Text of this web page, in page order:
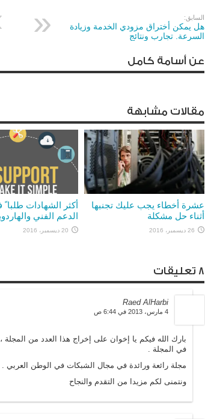
السابق:
هل يمكن أختراق مزودي الخدمة وزيادة
السرعة. تجارب ونتائج
عن أسامة كامل
مقالات مشابهة
عشرة أخطاء يجب عليك تجنبها
أثناء حل مشكلة
26 ديسمبر، 2016
أكثر الشهادات
الدعم الفني
20 ديسمبر، 2016
8 تعليقات
Raed AlHarbi
4 مارس، 2013 في 6:44 ص
بارك الله فيكم يا إخوان على إخراج هذا العدد من
في المجلة .
مجلة رائعة ورائدة في مجال الشبكات في الوطن العربي .
ونتمنى لكم مزيدا من التقدم والنجاح